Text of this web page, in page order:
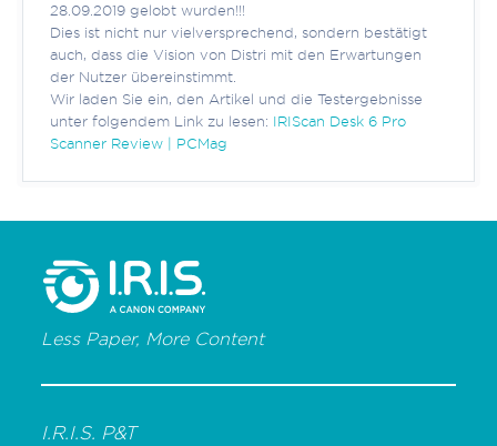
28.09.2019 gelobt wurden!!!
Dies ist nicht nur vielversprechend, sondern bestätigt
auch, dass die Vision von Distri mit den Erwartungen
der Nutzer übereinstimmt.
Wir laden Sie ein, den Artikel und die Testergebnisse
unter folgendem Link zu lesen: IRIScan Desk 6 Pro
Scanner Review | PCMag
Less Paper, More Content
I.R.I.S. P&T